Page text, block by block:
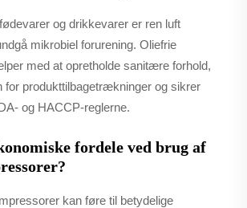
og drikkevarer er ren luft
mikrobiel forurening. Oliefrie
med at opretholde sanitære forhold,
for produkttilbagetrækninger og sikrer
og HACCP-reglerne.
fordele ved brug af
kan føre til betydelige